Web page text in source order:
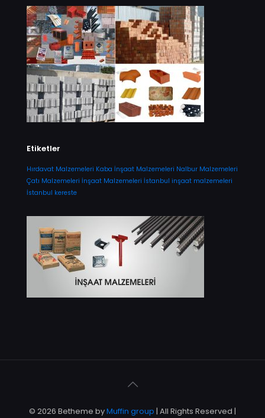
Etiketler
Hırdavat Malzemeleri Kaba İnşaat Malzemeleri Nalbur Malzemeleri
Çatı Malzemeleri İnşaat Malzemeleri İstanbul inşaat malzemeleri
İstanbul kereste
© 2026 Betheme byMuffin group | All Rights Reserved |